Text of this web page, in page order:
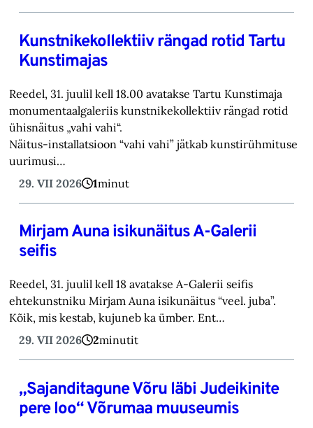
Kunstnikekollektiiv rängad rotid Tartu
Kunstimajas
Reedel, 31. juulil kell 18.00 avatakse Tartu Kunstimaja
monumentaalgaleriis kunstnikekollektiiv rängad rotid
ühisnäitus „vahi vahi“.
Näitus-installatsioon “vahi vahi” jätkab kunstirühmituse
uurimusi…
29. VII 2026
1minut
Mirjam Auna isikunäitus A-Galerii
seifis
Reedel, 31. juulil kell 18 avatakse A-Galerii seifis
ehtekunstniku Mirjam Auna isikunäitus “veel. juba”.
Kõik, mis kestab, kujuneb ka ümber. Ent…
29. VII 2026
2minutit
„Sajanditagune Võru läbi Judeikinite
pere loo“ Võrumaa muuseumis